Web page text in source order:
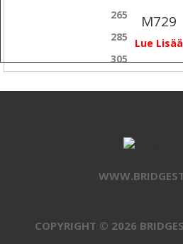
265
285
305
M729
Lue Lisää
COPYRIGHT © 2026